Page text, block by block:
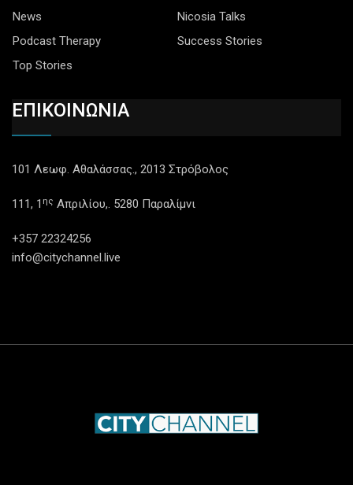
News
Nicosia Talks
Podcast Therapy
Success Stories
Top Stories
ΕΠΙΚΟΙΝΩΝΙΑ
101 Λεωφ. Αθαλάσσας., 2013 Στρόβολος
111, 1 ης Απριλίου,. 5280 Παραλίμνι
+357 22324256
info@citychannel.live